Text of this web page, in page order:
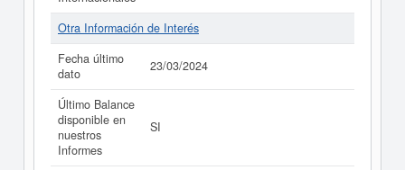
Otra Información de Interés
Fecha último
dato
23/03/2024
Último Balance
disponible en
nuestros
Informes
SI